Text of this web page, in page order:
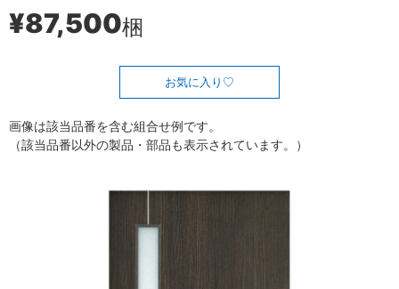
¥87,500梱
お気に入り
画像は該当品番を含む組合せ例です。
（該当品番以外の製品・部品も表示されています。）